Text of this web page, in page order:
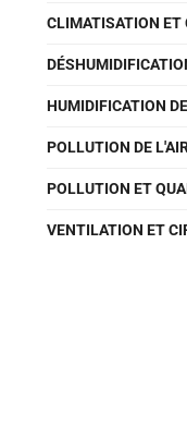
CLIMATISATION ET
HUMIDIFICATION
POLLUTION DE
POLLUTION ET
VENTILATION ET